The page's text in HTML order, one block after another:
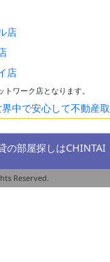
店
店
ワーク店となります。
中で安心して不動産
の部屋探しはCHINTAI
Reserved.